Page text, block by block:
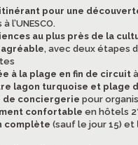
pour une
l’UNESCO.
au plus près de la
, avec deux étapes
à la plage en fin de circuit
lagon turquoise et plage
de conciergerie pour
confortable en hôtels
complète (sauf le jour 15) et